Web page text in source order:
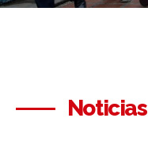
Noticias